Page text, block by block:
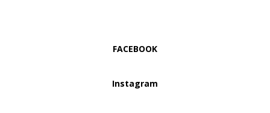
FACEBOOK
Instagram